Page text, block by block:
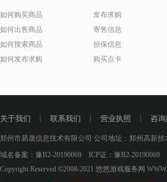
如何购买商品
如何出售商品
如何搜索商品
如何发布求购
发布求购
寄售信息
担保信息
购买点卡
关于我们 联系我们 营业执照 咨
郑州市易晟信息技术有限公司 公司地址：郑州高新
域名备案： 豫B2-20190069 ICP证： 豫B2-20190069
Copyright Reserved ©2008-2021 悠悠游戏服务网